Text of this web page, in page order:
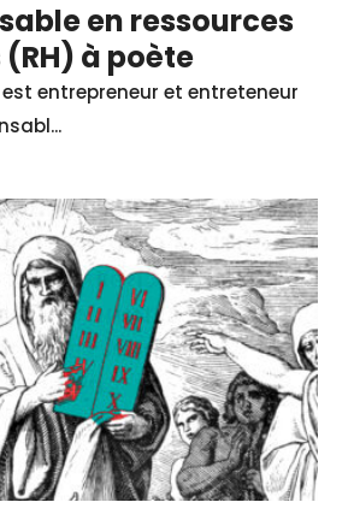
en ressources
à poète
est entrepreneur et entreteneur